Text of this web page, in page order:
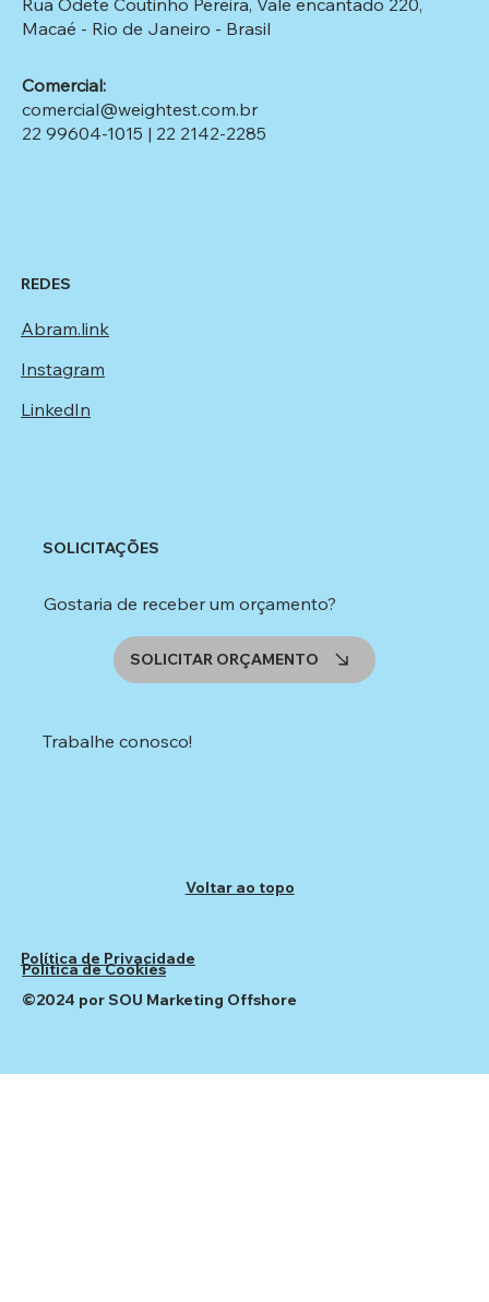
Comercial:
comercial@weightest.com.br
22 99604-1015 | 22 2142-2285
Macaé - Rio de Janeiro - Brasil​
REDES
Abram.link
Instagram
LinkedIn
Trabalhe conosco!
SOLICITAR ORÇAMENTO
Gostaria de receber um orçamento?
SOLICITAÇÕES
Política de Privacidade
Política de Cookies
Voltar ao topo
©2024 por SOU Marketing Offshore